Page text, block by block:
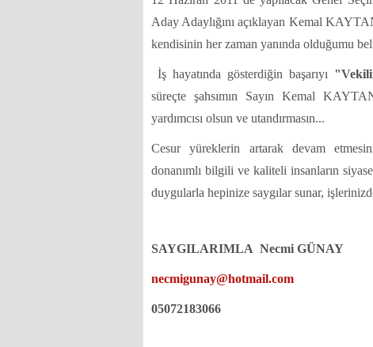
Aday Adaylığını açıklayan Kemal
kendisinin her zaman yanında olduğumu
İş hayatında gösterdiğin başarıyı
süreçte şahsımın Sayın Kemal
yardımcısı olsun ve utandırmasın...
Cesur yüreklerin artarak devam
donanımlı bilgili ve kaliteli insanların
duygularla hepinize saygılar sunar,
SAYGILARIMLA Necmi GÜNAY
necmigunay@hotmail.com
05072183066